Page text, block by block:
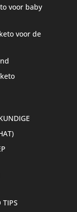
voor baby
voor de
TIPS